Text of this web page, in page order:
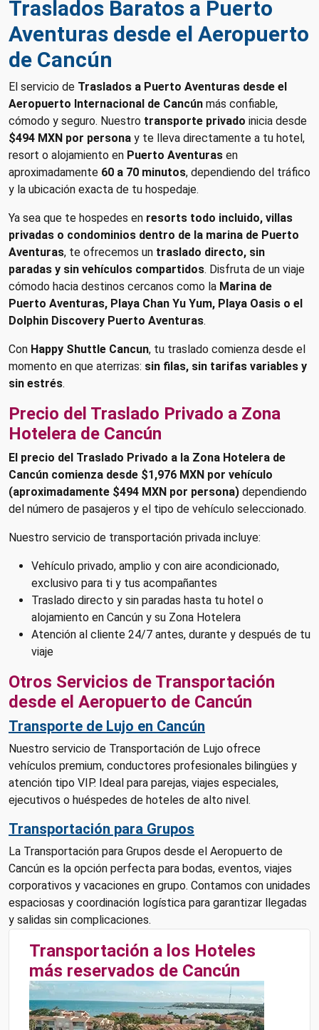
Traslados Baratos a Puerto
Aventuras desde el Aeropuerto
de Cancún
El servicio de Traslados a Puerto Aventuras desde el
Aeropuerto Internacional de Cancún más confiable,
cómodo y seguro. Nuestro transporte privado inicia desde
$494 MXN por persona y te lleva directamente a tu hotel,
resort o alojamiento en Puerto Aventuras en
aproximadamente 60 a 70 minutos, dependiendo del tráfico
y la ubicación exacta de tu hospedaje.
Ya sea que te hospedes en resorts todo incluido, villas
privadas o condominios dentro de la marina de Puerto
Aventuras, te ofrecemos un traslado directo, sin
paradas y sin vehículos compartidos. Disfruta de un viaje
cómodo hacia destinos cercanos como la Marina de
Puerto Aventuras, Playa Chan Yu Yum, Playa Oasis o el
Dolphin Discovery Puerto Aventuras.
Con Happy Shuttle Cancun, tu traslado comienza desde el
momento en que aterrizas: sin filas, sin tarifas variables y
sin estrés.
Precio del Traslado Privado a Zona
Hotelera de Cancún
El precio del Traslado Privado a la Zona Hotelera de
Cancún comienza desde $1,976 MXN por vehículo
(aproximadamente $494 MXN por persona) dependiendo
del número de pasajeros y el tipo de vehículo seleccionado.
Nuestro servicio de transportación privada incluye:
Vehículo privado, amplio y con aire acondicionado,
exclusivo para ti y tus acompañantes
Traslado directo y sin paradas hasta tu hotel o
alojamiento en Cancún y su Zona Hotelera
Atención al cliente 24/7 antes, durante y después de tu
viaje
Otros Servicios de Transportación
desde el Aeropuerto de Cancún
Transporte de Lujo en Cancún
Nuestro servicio de Transportación de Lujo ofrece
vehículos premium, conductores profesionales bilingües y
atención tipo VIP. Ideal para parejas, viajes especiales,
ejecutivos o huéspedes de hoteles de alto nivel.
Transportación para Grupos
La Transportación para Grupos desde el Aeropuerto de
Cancún es la opción perfecta para bodas, eventos, viajes
corporativos y vacaciones en grupo. Contamos con unidades
espaciosas y coordinación logística para garantizar llegadas
y salidas sin complicaciones.
Transportación a los Hoteles
más reservados de Cancún